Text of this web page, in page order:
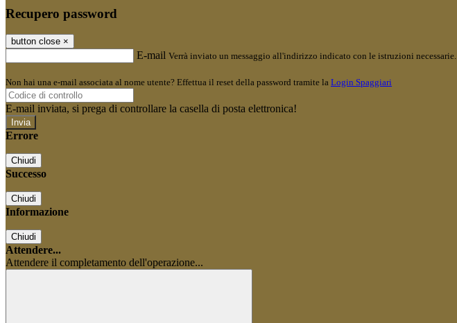
Recupero password
button close ×
E-mail Verrà inviato un messaggio all'indirizzo indicato con le istruzioni necessarie.
Non hai una e-mail associata al nome utente? Effettua il reset della password tramite la Login Spaggiari
E-mail inviata, si prega di controllare la casella di posta elettronica!
Errore
Chiudi
Successo
Chiudi
Informazione
Chiudi
Attendere...
Attendere il completamento dell'operazione...